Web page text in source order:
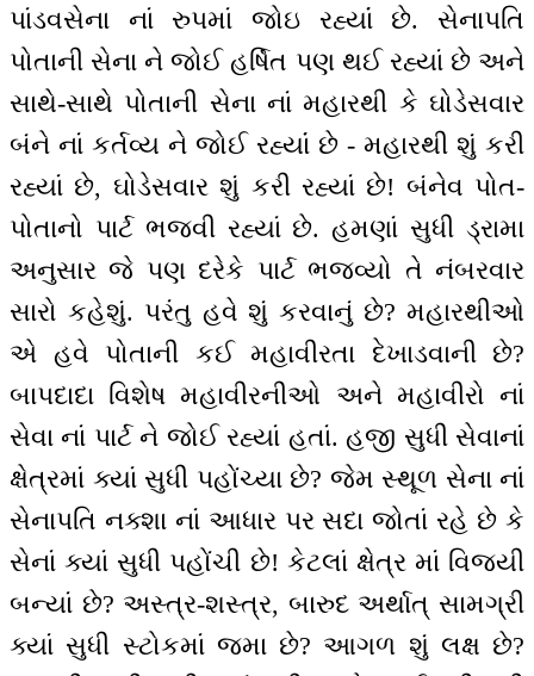
પાંડવસેના નાં રુપમાં જોઇ રહ્યાંં છે. સેનાપતિ
પોતાની સેના ને જોઈ હર્ષિત પણ થઈ રહ્યાં છે અને
સાથે-સાથે પોતાની સેના નાં મહારથી કે ઘોડેસવાર
બંને નાં કર્તવ્ય ને જોઈ રહ્યાંં છે - મહારથી શું કરી
રહ્યાં છે, ઘોડેસવાર શું કરી રહ્યાં છે! બંનેવ પોત-
પોતાનો પાર્ટ ભજવી રહ્યાં છે. હમણાં સુધી ડ્રામા
અનુસાર જે પણ દરેકે પાર્ટ ભજવ્યો તે નંબરવાર
સારો કહેશું. પરંતુ હવે શું કરવાનું છે? મહારથીઓ
એ હવે પોતાની કઈ મહાવીરતા દેખાડવાની છે?
બાપદાદા વિશેષ મહાવીરનીઓ અને મહાવીરો નાં
સેવા નાં પાર્ટ ને જોઈ રહ્યાં હતાં. હજી સુધી સેવાનાં
ક્ષેત્રમાં ક્યાં સુધી પહોંચ્યા છે? જેમ સ્થૂળ સેના નાં
સેનાપતિ નક્શા નાં આધાર પર સદા જોતાં રહે છે કે
સેનાં ક્યાં સુધી પહોંચી છે! કેટલાં ક્ષેત્ર માં વિજયી
બન્યાં છે? અસ્ત્ર-શસ્ત્ર, બારુદ અર્થાત્ સામગ્રી
ક્યાં સુધી સ્ટોકમાં જમા છે? આગળ શું લક્ષ છે?